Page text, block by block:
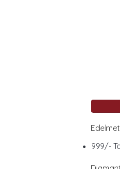
999/-